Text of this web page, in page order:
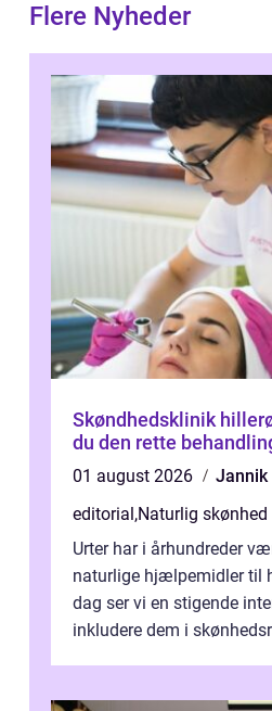
Flere Nyheder
Skøndhedsklinik hillerød sådan
du den rette
01 august 2026
Jannik
editorial,Naturlig skønhed
Urter har i århundreder
naturlige hjælpemidler til
dag ser vi en stigende
inkludere dem i